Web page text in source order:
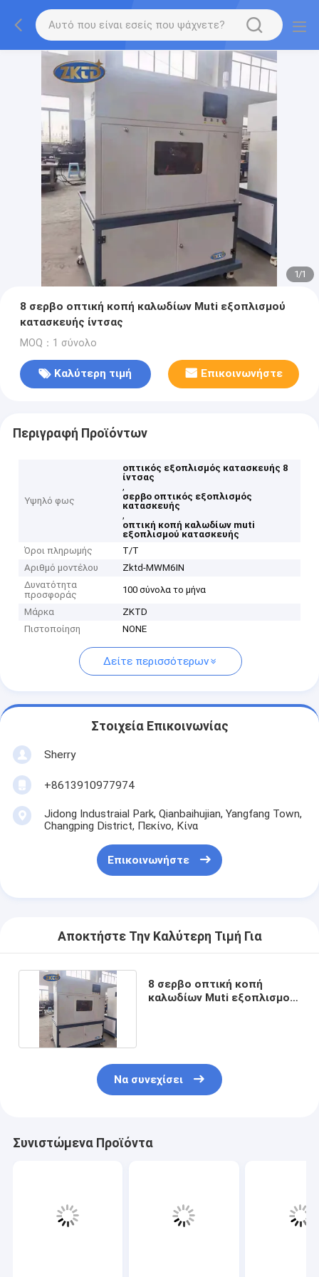
1/1
8 σερβο οπτική κοπή καλωδίων Muti εξοπλισμού
κατασκευής ίντσας
MOQ：1 σύνολο
Καλύτερη τιμή Επικοινωνήστε
Περιγραφή Προϊόντων
Υψηλό φως
οπτικός εξοπλισμός κατασκευής 8
ίντσας
,
σερβο οπτικός εξοπλισμός
κατασκευής
,
οπτική κοπή καλωδίων muti
εξοπλισμού κατασκευής
Όροι πληρωμής
T/T
Αριθμό μοντέλου
Zktd-MWM6IN
Δυνατότητα
προσφοράς
100 σύνολα το μήνα
Μάρκα
ZKTD
Πιστοποίηση
NONE
Δείτε περισσότερων
Στοιχεία Επικοινωνίας
Sherry
+8613910977974
Jidong Industraial Park, Qianbaihujian, Yangfang Town,
Changping District, Πεκίνο, Κίνα
Επικοινωνήστε
Αποκτήστε Την Καλύτερη Τιμή Για
8 σερβο οπτική κοπή
καλωδίων Muti εξοπλισμού
Να συνεχίσει
Συνιστώμενα Προϊόντα